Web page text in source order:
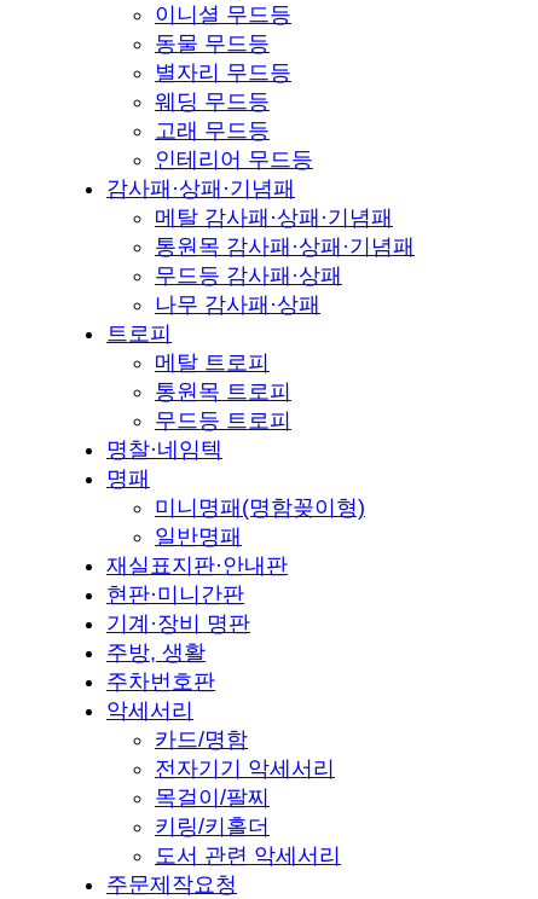
이니셜 무드등
동물 무드등
별자리 무드등
웨딩 무드등
고래 무드등
인테리어 무드등
감사패·상패·기념패
메탈 감사패·상패·기념패
통원목 감사패·상패·기념패
무드등 감사패·상패
나무 감사패·상패
트로피
메탈 트로피
통원목 트로피
무드등 트로피
명찰·네임텍
명패
미니명패(명함꽂이형)
일반명패
재실표지판·안내판
현판·미니간판
기계·장비 명판
주방, 생활
주차번호판
악세서리
카드/명함
전자기기 악세서리
목걸이/팔찌
키링/키홀더
도서 관련 악세서리
주문제작요청